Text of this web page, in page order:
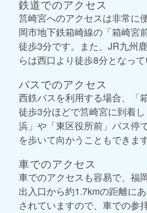
鉄道でのアクセス
筥崎宮へのアクセスは非常に
岡市地下鉄箱崎線の「箱崎宮
徒歩3分です。また、JR九州
らは西口より徒歩8分となって
バスでのアクセス
西鉄バスを利用する場合、「
徒歩3分ほどで筥崎宮に到着
浜」や「東区役所前」バス停
を歩いて向かうこともできます
車でのアクセス
車でのアクセスも容易で、福
出入口から約1.7kmの距離に
されていますので、車での参